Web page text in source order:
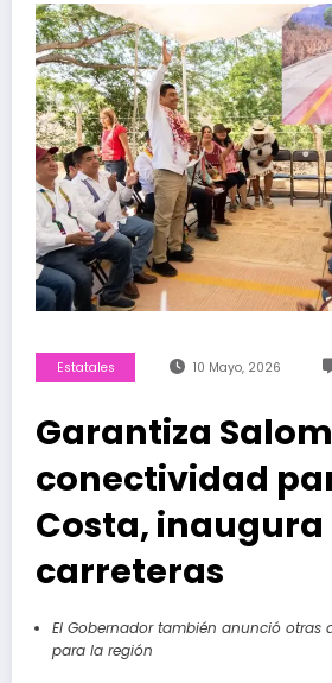
Estatales 10 Mayo, 2026
Garantiza
conectividad
Costa,
carreteras
El Gobernador también anunció otras
para la región